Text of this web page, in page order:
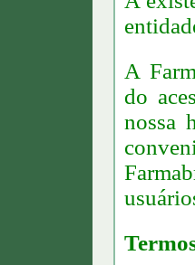
A
do
nossa